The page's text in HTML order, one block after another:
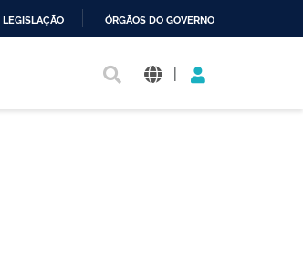
LEGISLAÇÃO ÓRGÃOS DO GOVERNO
|